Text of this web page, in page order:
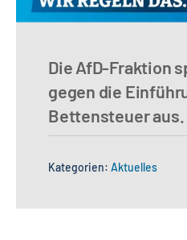
Die AfD-Fraktion
gegen die
Bettensteuer aus.
Kategorien: Aktuelles